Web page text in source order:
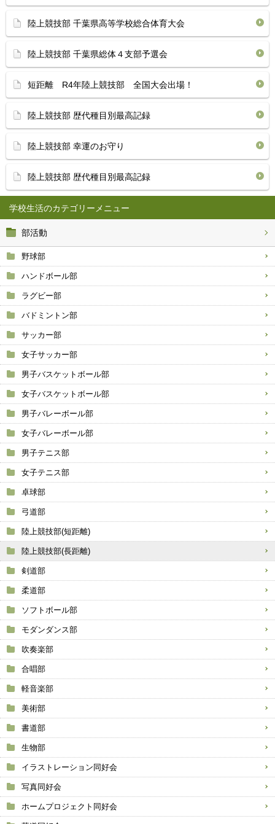
学校生活
部活動
野球部
ハンドボール部
ラグビー部
バドミントン部
サッカー部
女子サッカー部
男子バスケットボール部
女子バスケットボール部
男子バレーボール部
女子バレーボール部
男子テニス部
女子テニス部
卓球部
弓道部
陸上競技部(短距離)
陸上競技部(長距離)
剣道部
柔道部
ソフトボール部
モダンダンス部
吹奏楽部
合唱部
軽音楽部
美術部
書道部
生物部
イラストレーション同好会
写真同好会
ホームプロジェクト同好会
陸上競技部 千葉県高等学校総合体育大会
陸上競技部 千葉県総体４支部予選会
短距離 R4年陸上競技部 全国大会出場！
陸上競技部 歴代種目別最高記録
陸上競技部 幸運のお守り
陸上競技部 歴代種目別最高記録